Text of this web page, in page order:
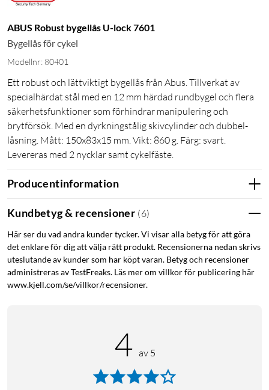
ABUS Robust bygellås U-lock 7601
Bygellås för cykel
Modellnr: 80401
Ett robust och lättviktigt bygellås från Abus. Tillverkat av
specialhärdat stål med en 12 mm härdad rundbygel och flera
säkerhetsfunktioner som förhindrar manipulering och
brytförsök. Med en dyrkningstålig skivcylinder och dubbel-
låsning. Mått: 150x83x15 mm. Vikt: 860 g. Färg: svart.
Levereras med 2 nycklar samt cykelfäste.
Producentinformation
Kundbetyg & recensioner (6)
Här ser du vad andra kunder tycker. Vi visar alla betyg för att göra
det enklare för dig att välja rätt produkt. Recensionerna nedan skrivs
uteslutande av kunder som har köpt varan. Betyg och recensioner
administreras av TestFreaks. Läs mer om villkor för publicering här
www.kjell.com/se/villkor/recensioner.
4 av 5